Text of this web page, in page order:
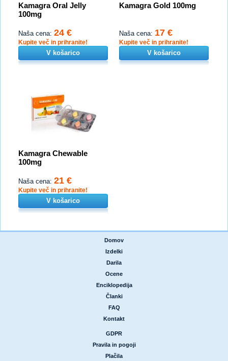
Kamagra Oral Jelly
100mg
Naša cena: 24 €
Kupite več in prihranite!
V košarico
Kamagra Gold 100mg
Naša cena: 17 €
Kupite več in prihranite!
V košarico
Kamagra Chewable
100mg
Naša cena: 21 €
Kupite več in prihranite!
V košarico
Domov
Izdelki
Darila
Ocene
Enciklopedija
Članki
FAQ
Kontakt
GDPR
Pravila in pogoji
Plačila